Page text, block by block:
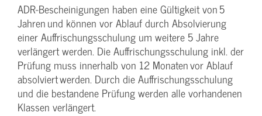
ADR-Bescheinigungen haben eine Gültigkeit von 5
Jahren und können vor Ablauf durch Absolvierung
einer Auffrischungsschulung um weitere 5 Jahre
verlängert werden. Die Auffrischungsschulung inkl. der
Prüfung muss innerhalb von 12 Monaten vor Ablauf
absolviert werden. Durch die Auffrischungsschulung
und die bestandene Prüfung werden alle vorhandenen
Klassen verlängert.